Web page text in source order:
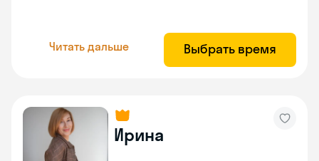
Читать дальше Выбрать время
Ирина